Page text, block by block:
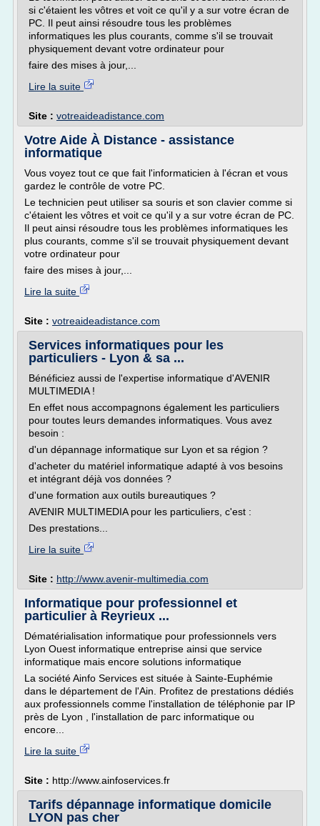
si c'étaient les vôtres et voit ce qu'il y a sur votre écran de
PC. Il peut ainsi résoudre tous les problèmes
informatiques les plus courants, comme s'il se trouvait
physiquement devant votre ordinateur pour
faire des mises à jour,...
Lire la suite
Site : votreaideadistance.com
Votre Aide À Distance - assistance
informatique
Vous voyez tout ce que fait l'informaticien à l'écran et vous
gardez le contrôle de votre PC.
Le technicien peut utiliser sa souris et son clavier comme si
c'étaient les vôtres et voit ce qu'il y a sur votre écran de PC.
Il peut ainsi résoudre tous les problèmes informatiques les
plus courants, comme s'il se trouvait physiquement devant
votre ordinateur pour
faire des mises à jour,...
Lire la suite
Site : votreaideadistance.com
Services informatiques pour les
particuliers - Lyon & sa ...
Bénéficiez aussi de l'expertise informatique d'AVENIR
MULTIMEDIA !
En effet nous accompagnons également les particuliers
pour toutes leurs demandes informatiques. Vous avez
besoin :
d'un dépannage informatique sur Lyon et sa région ?
d'acheter du matériel informatique adapté à vos besoins
et intégrant déjà vos données ?
d'une formation aux outils bureautiques ?
AVENIR MULTIMEDIA pour les particuliers, c'est :
Des prestations...
Lire la suite
Site : http://www.avenir-multimedia.com
Informatique pour professionnel et
particulier à Reyrieux ...
Dématérialisation informatique pour professionnels vers
Lyon Ouest informatique entreprise ainsi que service
informatique mais encore solutions informatique
La société Ainfo Services est située à Sainte-Euphémie
dans le département de l'Ain. Profitez de prestations dédiés
aux professionnels comme l'installation de téléphonie par IP
près de Lyon , l'installation de parc informatique ou
encore...
Lire la suite
Site : http://www.ainfoservices.fr
Tarifs dépannage informatique domicile
LYON pas cher